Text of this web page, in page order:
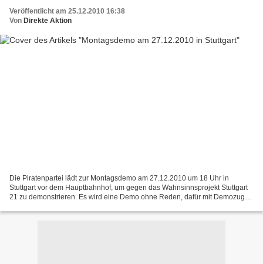
Veröffentlicht am 25.12.2010 16:38
Von Direkte Aktion
Die Piratenpartei lädt zur Montagsdemo am 27.12.2010 um 18 Uhr in
Stuttgart vor dem Hauptbahnhof, um gegen das Wahnsinnsprojekt Stuttgart
21 zu demonstrieren. Es wird eine Demo ohne Reden, dafür mit Demozug